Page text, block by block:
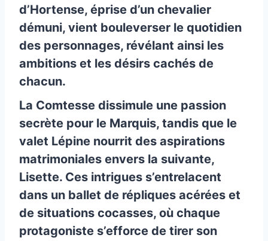
d’Hortense, éprise d’un chevalier
démuni, vient bouleverser le quotidien
des personnages, révélant ainsi les
ambitions et les désirs cachés de
chacun.
La Comtesse dissimule une passion
secrète pour le Marquis, tandis que le
valet Lépine nourrit des aspirations
matrimoniales envers la suivante,
Lisette. Ces intrigues s’entrelacent
dans un ballet de répliques acérées et
de situations cocasses, où chaque
protagoniste s’efforce de tirer son